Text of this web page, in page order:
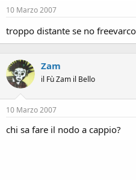
10 Marzo 2007
troppo distante se no
Zam
il Fù Zam il Bello
10 Marzo 2007
chi sa fare il nodo a cappio?